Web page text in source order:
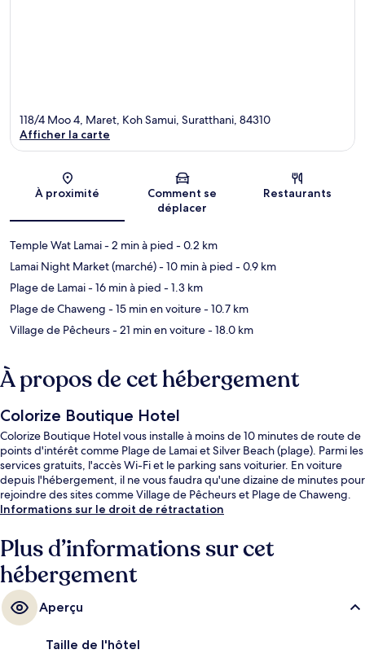
Carte
118/4 Moo 4, Maret, Koh Samui, Suratthani, 84310
Afficher la carte
À proximité
Comment se
déplacer
Restaurants
Temple Wat Lamai- 2 min à pied - 0.2 km
Lamai Night Market (marché)- 10 min à pied - 0.9 km
Plage de Lamai- 16 min à pied - 1.3 km
Plage de Chaweng - 15 min en voiture- 10.7 km
Village de Pêcheurs- 21 min en voiture- 18.0 km
À propos de cet hébergement
Colorize Boutique Hotel
Colorize Boutique Hotel vous installe à moins de 10 minutes de route de
points d'intérêt comme Plage de Lamai et Silver Beach (plage). Parmi les
services gratuits, l'accès Wi-Fi et le parking sans voiturier. En voiture
depuis l'hébergement, il ne vous faudra qu'une dizaine de minutes pour
rejoindre des sites comme Village de Pêcheurs et Plage de Chaweng.
Informations sur le droit de rétractation
Plus d’informations sur cet
hébergement
Aperçu
Taille de l'hôtel